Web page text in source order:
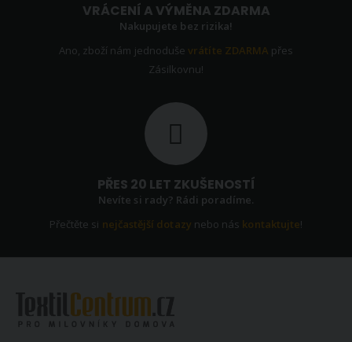
VRÁCENÍ A VÝMĚNA ZDARMA
Nakupujete bez rizika!
Ano, zboží nám jednoduševrátíte ZDARMA přes
Zásilkovnu!
PŘES 20 LET ZKUŠENOSTÍ
Nevíte si rady? Rádi poradíme.
Přečtěte si nejčastější dotazy nebo nás kontaktujte!